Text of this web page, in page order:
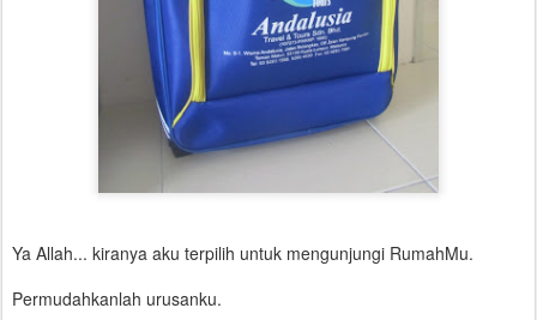
Ya Allah... kiranya aku terpilih untuk mengunjungi RumahMu.
Permudahkanlah urusanku.